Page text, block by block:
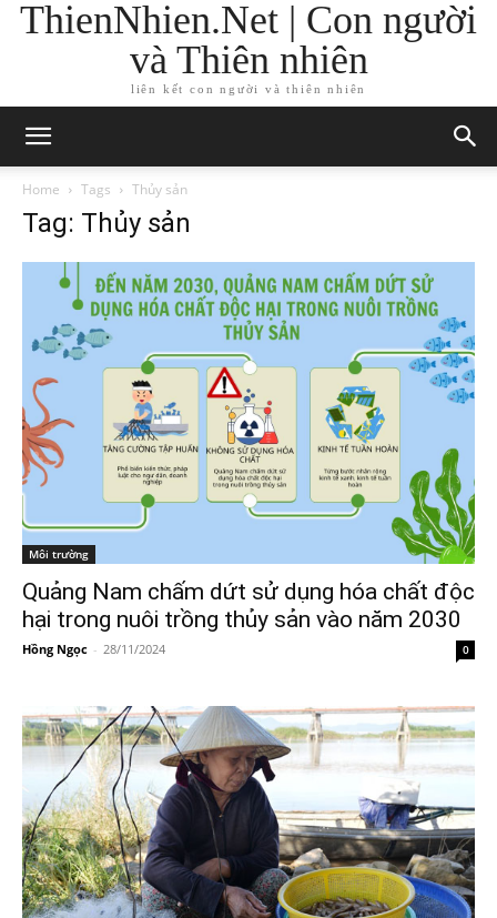
ThienNhien.Net | Con người
và Thiên nhiên
liên kết con người và thiên nhiên
Home Tags Thủy sản
Tag: Thủy sản
Môi trường
Quảng Nam chấm dứt sử dụng hóa chất độc
hại trong nuôi trồng thủy sản vào năm 2030
Hồng Ngọc - 28/11/2024 0